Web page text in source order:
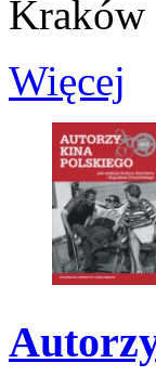
Kraków
Więcej